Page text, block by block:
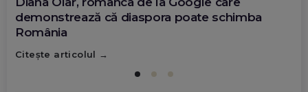
demonstrează că diaspora poate schimba
România
Citește articolul